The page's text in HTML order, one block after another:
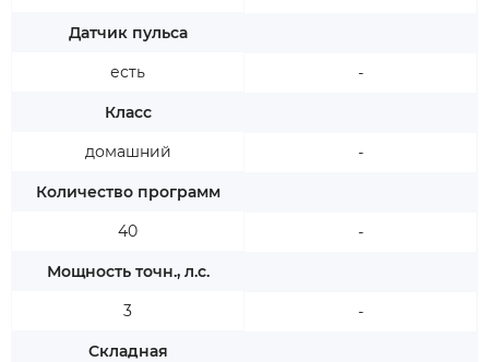
Датчик пульса
есть
Класс
домашний
Количество программ
40
Мощность точн., л.с.
3
Складная
-
-
-
-